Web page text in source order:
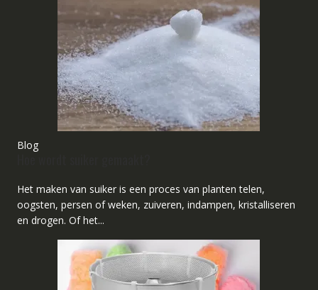
Blog
Het maken van suiker is een proces van planten telen,
oogsten, persen of weken, zuiveren, indampen, kristalliseren
en drogen. Of het...